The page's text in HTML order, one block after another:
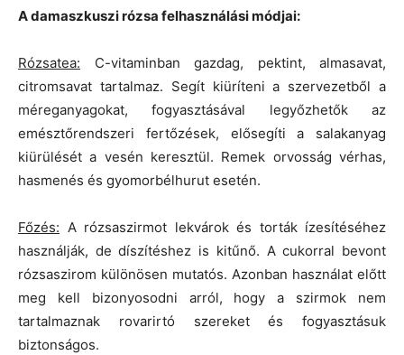
A damaszkuszi rózsa felhasználási módjai:
Rózsatea: C-vitaminban gazdag, pektint, almasavat,
citromsavat tartalmaz. Segít kiüríteni a szervezetből a
méreganyagokat, fogyasztásával legyőzhetők az
emésztőrendszeri fertőzések, elősegíti a salakanyag
kiürülését a vesén keresztül. Remek orvosság vérhas,
hasmenés és gyomorbélhurut esetén.
Főzés: A rózsaszirmot lekvárok és torták ízesítéséhez
használják, de díszítéshez is kitűnő. A cukorral bevont
rózsaszirom különösen mutatós. Azonban használat előtt
meg kell bizonyosodni arról, hogy a szirmok nem
tartalmaznak rovarirtó szereket és fogyasztásuk
biztonságos.